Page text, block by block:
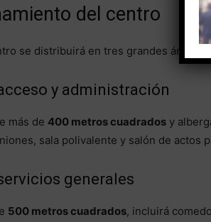
del centro
se distribuirá en tres grandes áreas
y administración
más de 400 metros cuadradosy
sala polivalente y salón de actos
generales
500 metros cuadrados, incluirá